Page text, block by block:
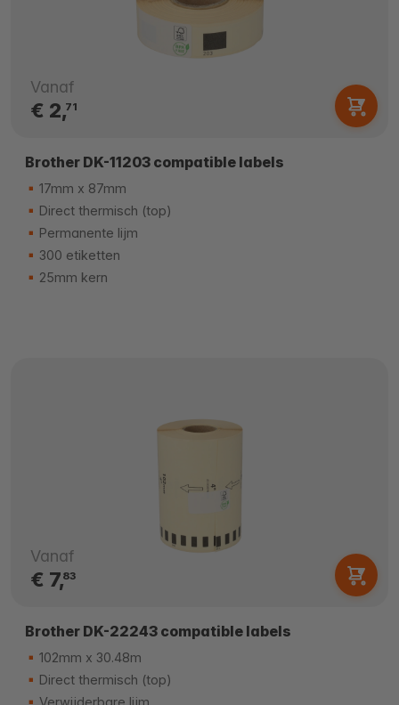
Vanaf
€ 2,71
Brother DK-11203 compatible labels
17mm x 87mm
Direct thermisch (top)
Permanente lijm
300 etiketten
25mm kern
Vanaf
€ 7,83
Brother DK-22243 compatible labels
102mm x 30.48m
Direct thermisch (top)
Verwijderbare lijm